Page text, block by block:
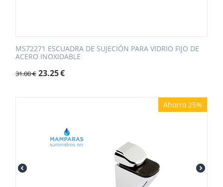
MS72271 ESCUADRA DE SUJECIÓN PARA VIDRIO FIJO DE
ACERO INOXIDABLE
31.00€ 23.25€
Ahorro 25%